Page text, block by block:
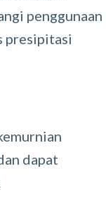
penggunaan
presipitasi
dapat